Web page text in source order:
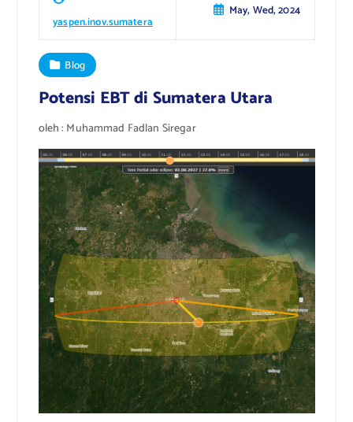
yaspen.inov.sumatera
May, Wed, 2024
Blog
Potensi EBT di Sumatera Utara
oleh : Muhammad Fadlan Siregar